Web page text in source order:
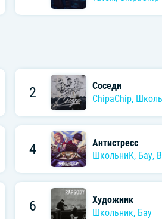
2
Соседи
ChipaChip,
4
Антистресс
ШкольниК, Бау,
6
Художник
Школьник, Бау